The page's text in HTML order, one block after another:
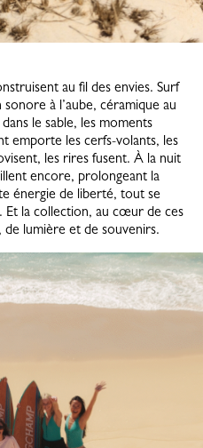
au fil des envies. Surf
à l’aube, céramique au
le sable, les moments
emporte les cerfs-volants, les
les rires fusent. À la nuit
encore, prolongeant la
énergie de liberté, tout se
Et la collection, au cœur de ces
de lumière et de souvenirs.